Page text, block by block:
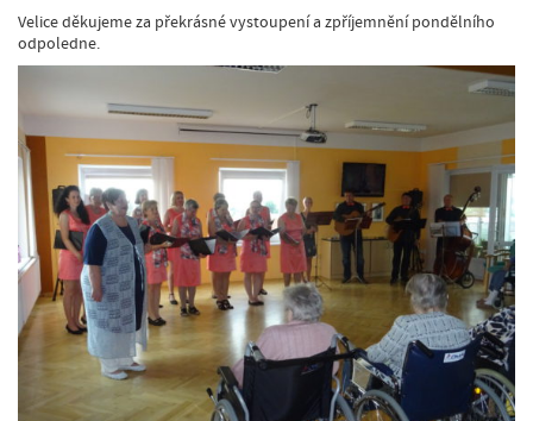
Velice děkujeme za překrásné vystoupení a zpříjemnění pondělního
odpoledne.